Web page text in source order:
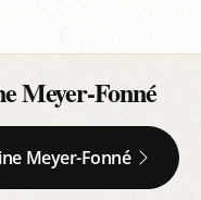
Meyer-Fonné
Meyer-Fonné